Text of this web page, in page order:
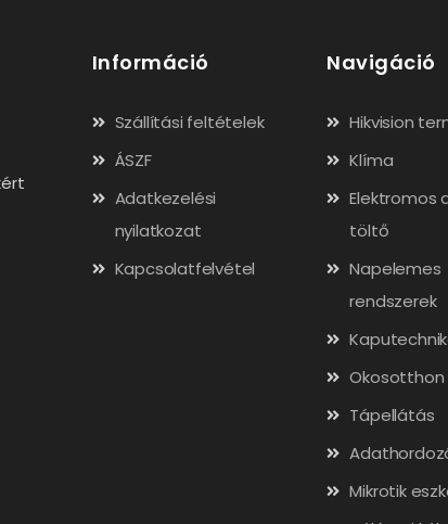
Információ
Szállítási feltételek
ÁSZF
Adatkezelési
nyilatkozat
Kapcsolatfelvétel
Navigáció
Hikvision
Klíma
Elektromos
töltő
Napelemes
rendszerek
Okosotthon
Tápellátás
Mikrotik